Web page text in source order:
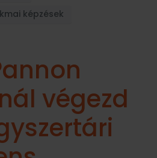
képzések
végezd